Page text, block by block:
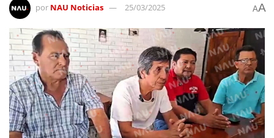
por NAU Noticias 25/03/2025 AA